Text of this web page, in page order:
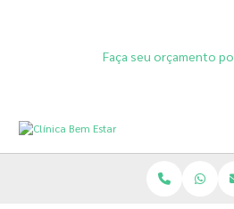
Faça seu orçamento